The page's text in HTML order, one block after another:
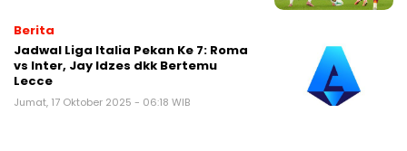
Berita
Jadwal Liga Italia Pekan Ke 7: Roma
vs Inter, Jay Idzes dkk Bertemu
Lecce
Jumat, 17 Oktober 2025 - 06:18 WIB